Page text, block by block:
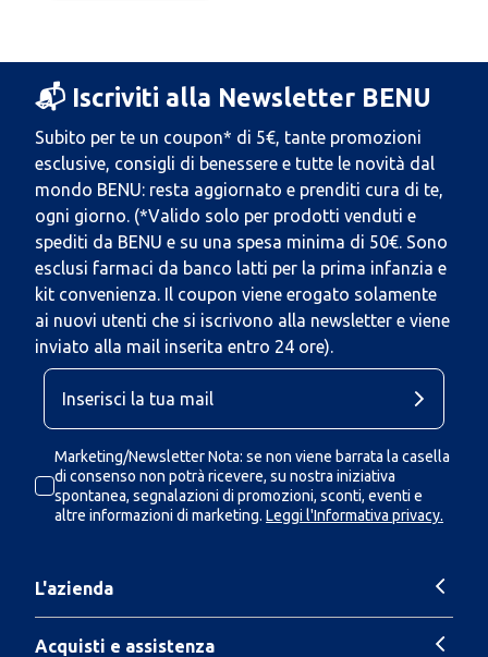
📬 Iscriviti alla Newsletter BENU
Subito per te un coupon* di 5€, tante promozioni
esclusive, consigli di benessere e tutte le novità dal
mondo BENU: resta aggiornato e prenditi cura di te,
ogni giorno. (*Valido solo per prodotti venduti e
spediti da BENU e su una spesa minima di 50€. Sono
esclusi farmaci da banco latti per la prima infanzia e
kit convenienza. Il coupon viene erogato solamente
ai nuovi utenti che si iscrivono alla newsletter e viene
inviato alla mail inserita entro 24 ore).
Marketing/Newsletter Nota: se non viene barrata la casella
di consenso non potrà ricevere, su nostra iniziativa
spontanea, segnalazioni di promozioni, sconti, eventi e
altre informazioni di marketing. Leggi l'Informativa privacy.
L'azienda
Acquisti e assistenza